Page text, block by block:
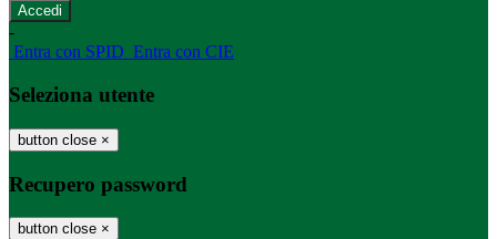
-
Entra con SPID Entra con CIE
Seleziona utente
button close ×
Recupero password
button close ×